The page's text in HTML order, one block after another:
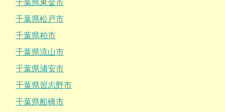
千葉県東金市
千葉県松戸市
千葉県柏市
千葉県流山市
千葉県浦安市
千葉県習志野市
千葉県船橋市